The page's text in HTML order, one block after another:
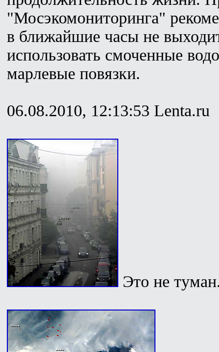
"Мосэкомониторинга"
в ближайшие часы не
использовать смоченные
марлевые повязки.
06.08.2010, 12:13:53 Lenta.ru
Это не